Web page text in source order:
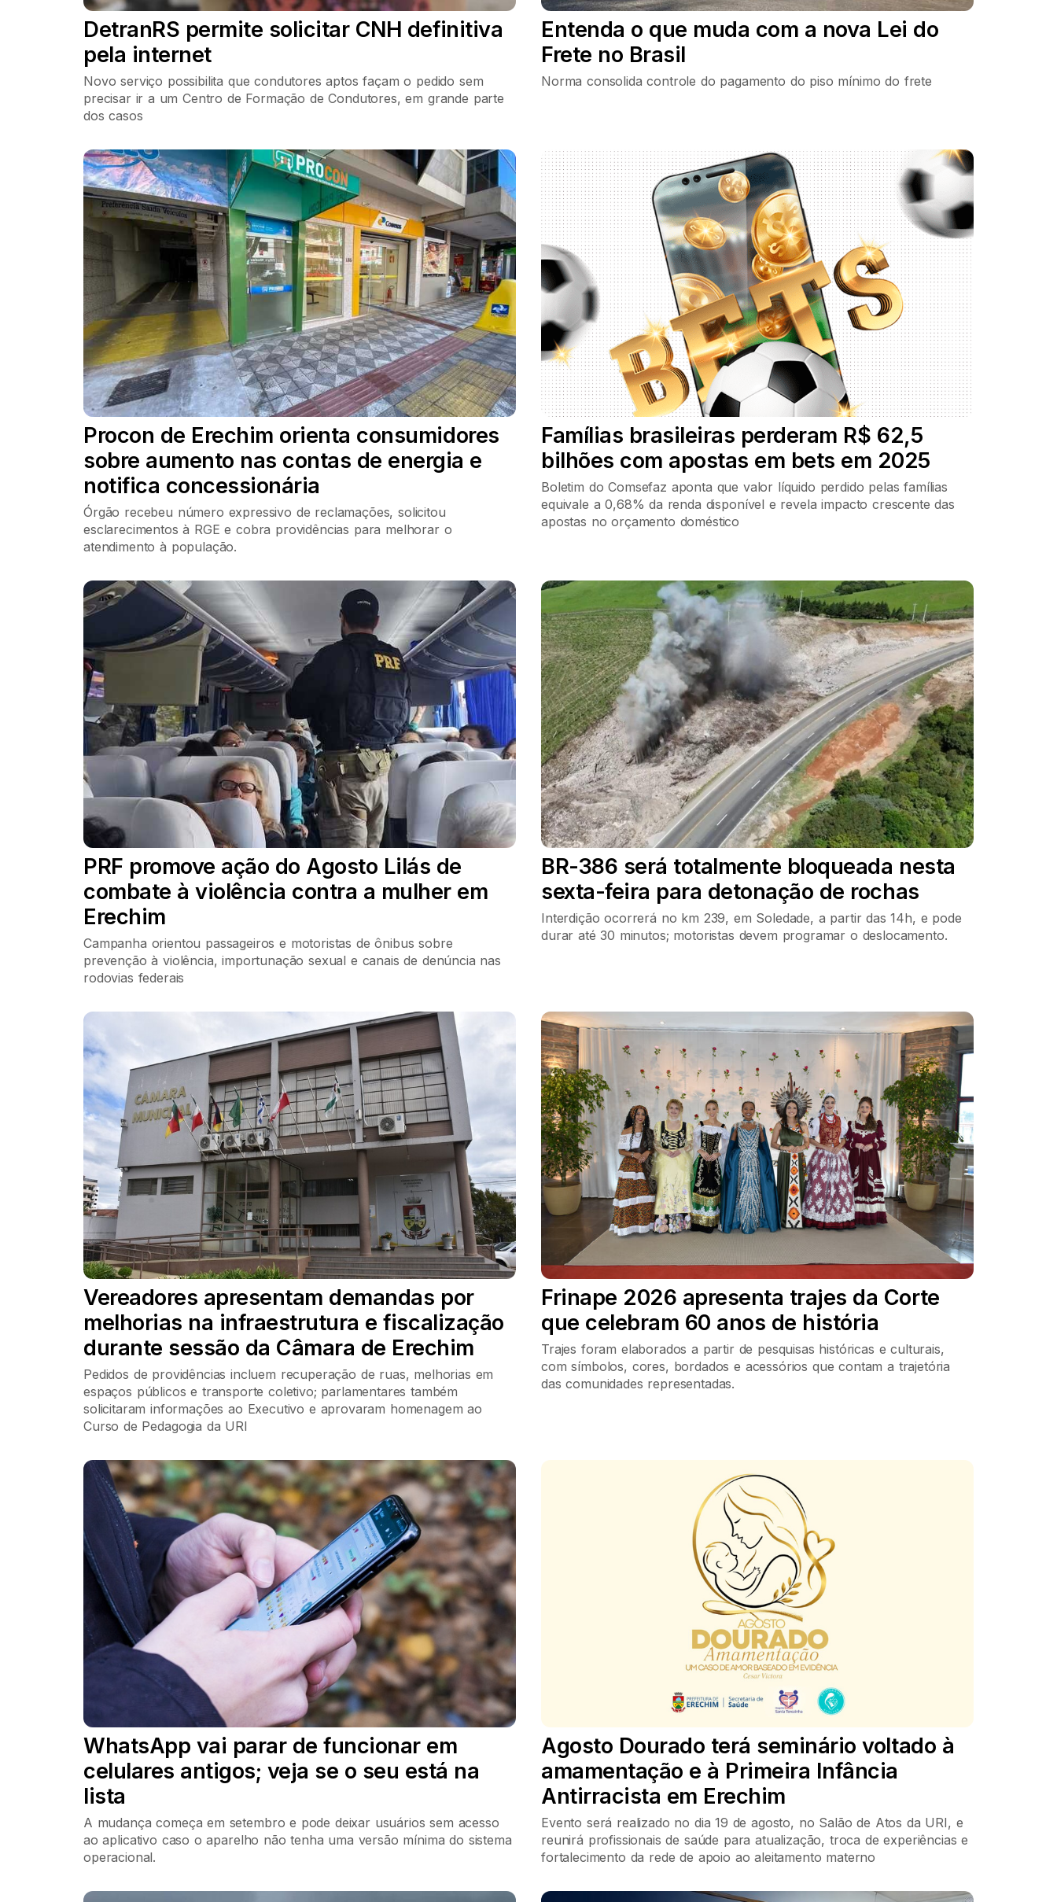
DetranRS permite solicitar CNH definitiva
pela internet
Novo serviço possibilita que condutores aptos façam o pedido sem
precisar ir a um Centro de Formação de Condutores, em grande parte
dos casos
Entenda o que muda com a nova Lei do
Frete no Brasil
Norma consolida controle do pagamento do piso mínimo do frete
Procon de Erechim orienta consumidores
sobre aumento nas contas de energia e
notifica concessionária
Órgão recebeu número expressivo de reclamações, solicitou
esclarecimentos à RGE e cobra providências para melhorar o
atendimento à população.
Famílias brasileiras perderam R$ 62,5
bilhões com apostas em bets em 2025
Boletim do Comsefaz aponta que valor líquido perdido pelas famílias
equivale a 0,68% da renda disponível e revela impacto crescente das
apostas no orçamento doméstico
PRF promove ação do Agosto Lilás de
combate à violência contra a mulher em
Erechim
Campanha orientou passageiros e motoristas de ônibus sobre
prevenção à violência, importunação sexual e canais de denúncia nas
rodovias federais
BR-386 será totalmente bloqueada nesta
sexta-feira para detonação de rochas
Interdição ocorrerá no km 239, em Soledade, a partir das 14h, e pode
durar até 30 minutos; motoristas devem programar o deslocamento.
Vereadores apresentam demandas por
melhorias na infraestrutura e fiscalização
durante sessão da Câmara de Erechim
Pedidos de providências incluem recuperação de ruas, melhorias em
espaços públicos e transporte coletivo; parlamentares também
solicitaram informações ao Executivo e aprovaram homenagem ao
Curso de Pedagogia da URI
Frinape 2026 apresenta trajes da Corte
que celebram 60 anos de história
Trajes foram elaborados a partir de pesquisas históricas e culturais,
com símbolos, cores, bordados e acessórios que contam a trajetória
das comunidades representadas.
WhatsApp vai parar de funcionar em
celulares antigos; veja se o seu está na
lista
A mudança começa em setembro e pode deixar usuários sem acesso
ao aplicativo caso o aparelho não tenha uma versão mínima do sistema
operacional.
Agosto Dourado terá seminário voltado à
amamentação e à Primeira Infância
Antirracista em Erechim
Evento será realizado no dia 19 de agosto, no Salão de Atos da URI, e
reunirá profissionais de saúde para atualização, troca de experiências e
fortalecimento da rede de apoio ao aleitamento materno